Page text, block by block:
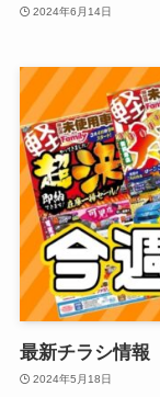
2024年6月14日
最新チラシ情報
2024年5月18日